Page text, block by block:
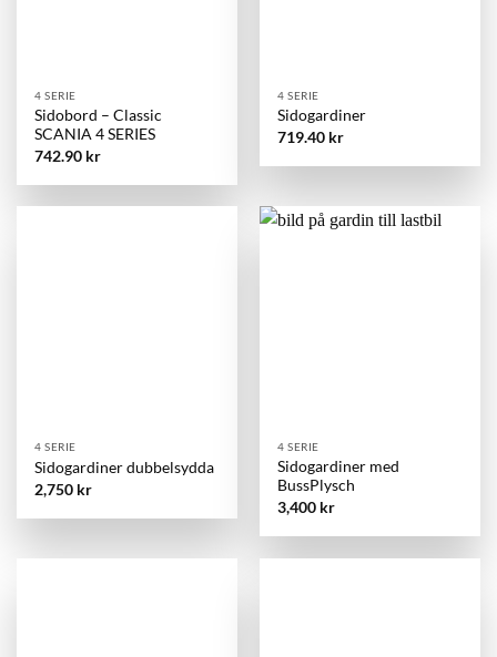
4 SERIE
Sidobord – Classic
SCANIA 4 SERIES
742.90 kr
4 SERIE
Sidogardiner
719.40 kr
4 SERIE
Sidogardiner dubbelsydda
2,750 kr
4 SERIE
Sidogardiner med
BussPlysch
3,400 kr